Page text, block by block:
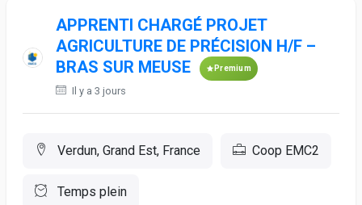
APPRENTI CHARGÉ PROJET
AGRICULTURE DE PRÉCISION H/F –
BRAS SUR MEUSE
Premium
Il y a 3 jours
Verdun, Grand Est, France Coop EMC2
Temps plein